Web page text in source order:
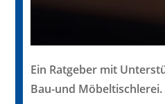
Ein Ratgeber mit
Bau-und Möbeltischlerei.